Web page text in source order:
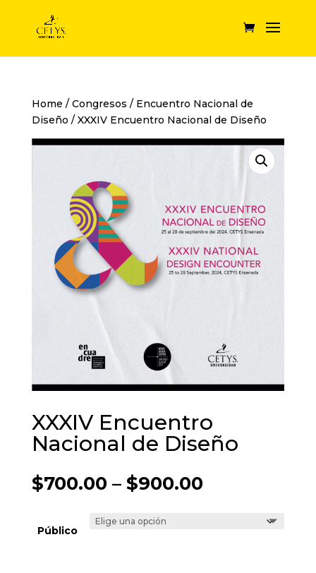
Home / Congresos / Encuentro Nacional de
Diseño / XXXIV Encuentro Nacional de Diseño
XXXIV Encuentro
Nacional de Diseño
$700.00 – $900.00Price
$700.00
Público